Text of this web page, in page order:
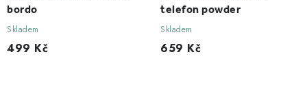
bordo
Skladem
499 Kč
telefon powder
Skladem
659 Kč